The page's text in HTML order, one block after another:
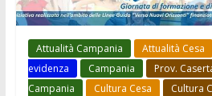
Attualità Campania Attualità Cesa
evidenza
Campania Prov.
Campania
Cultura Cesa Cultura